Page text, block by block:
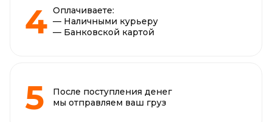
Оплачиваете:
— Наличными курьеру
— Банковской картой
После поступления денег
мы отправляем ваш груз